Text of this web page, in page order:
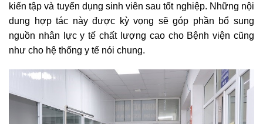
kiến tập và tuyển dụng sinh viên sau tốt nghiệp. Những nội
dung hợp tác này được kỳ vọng sẽ góp phần bổ sung
nguồn nhân lực y tế chất lượng cao cho Bệnh viện cũng
như cho hệ thống y tế nói chung.